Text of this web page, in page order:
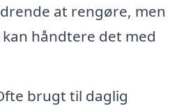
at rengøre, men
håndtere det med
brugt til daglig